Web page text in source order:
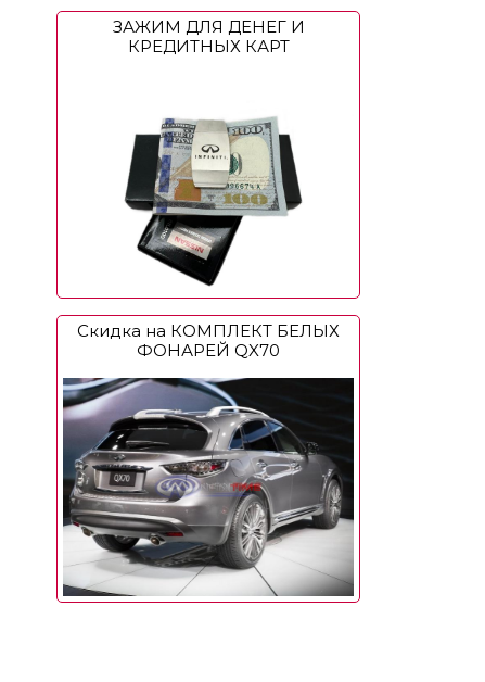
ЗАЖИМ ДЛЯ ДЕНЕГ И
КРЕДИТНЫХ КАРТ
Скидка на КОМПЛЕКТ БЕЛЫХ
ФОНАРЕЙ QX70